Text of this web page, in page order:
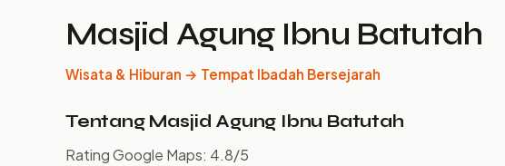
Masjid Agung Ibnu Batutah
Wisata & Hiburan → Tempat Ibadah Bersejarah
Tentang Masjid Agung Ibnu Batutah
Rating Google Maps: 4.8/5